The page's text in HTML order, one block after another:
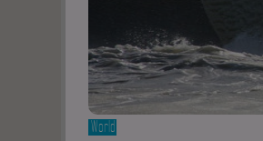
World